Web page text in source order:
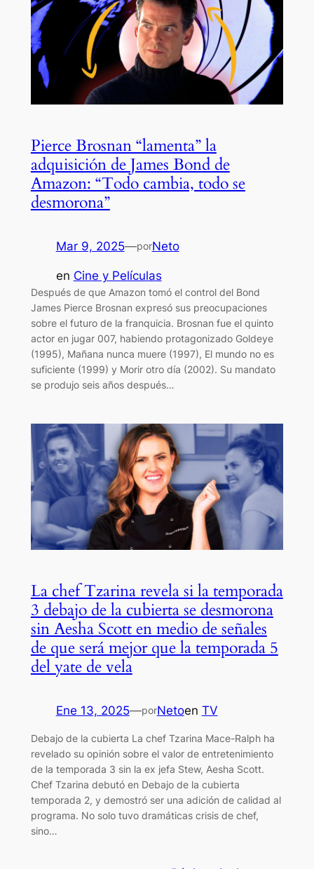
Pierce Brosnan “lamenta” la
adquisición de James Bond de
Amazon: “Todo cambia, todo se
desmorona”
Mar 9, 2025—porNeto
en Cine y Películas
Después de que Amazon tomó el control del Bond
James Pierce Brosnan expresó sus preocupaciones
sobre el futuro de la franquicia. Brosnan fue el quinto
actor en jugar 007, habiendo protagonizado Goldeye
(1995), Mañana nunca muere (1997), El mundo no es
suficiente (1999) y Morir otro día (2002). Su mandato
se produjo seis años después…
La chef Tzarina revela si la temporada
3 debajo de la cubierta se desmorona
sin Aesha Scott en medio de señales
de que será mejor que la temporada 5
del yate de vela
Ene 13, 2025—porNetoen TV
Debajo de la cubierta La chef Tzarina Mace-Ralph ha
revelado su opinión sobre el valor de entretenimiento
de la temporada 3 sin la ex jefa Stew, Aesha Scott.
Chef Tzarina debutó en Debajo de la cubierta
temporada 2, y demostró ser una adición de calidad al
programa. No solo tuvo dramáticas crisis de chef,
sino…